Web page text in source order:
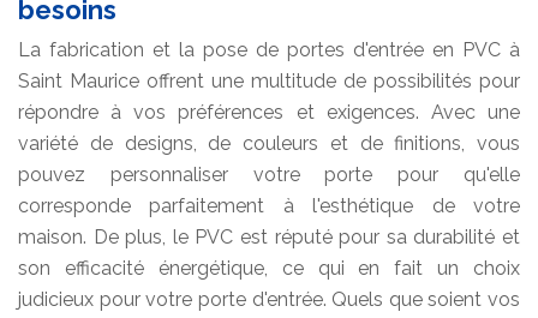
besoins
La fabrication et la pose de portes d'entrée en PVC à
Saint Maurice offrent une multitude de possibilités pour
répondre à vos préférences et exigences. Avec une
variété de designs, de couleurs et de finitions, vous
pouvez personnaliser votre porte pour qu'elle
corresponde parfaitement à l'esthétique de votre
maison. De plus, le PVC est réputé pour sa durabilité et
son efficacité énergétique, ce qui en fait un choix
judicieux pour votre porte d'entrée. Quels que soient vos